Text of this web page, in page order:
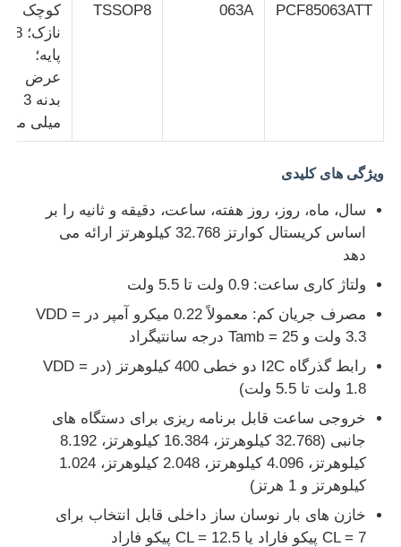
IC MPU
تراشه آی سی DSP
تراشه حافظه DRAM
تراشه EEPROM
تراشه PSRAM
تراشه SRAM
فلاش NOR
آی سی ایپرام
PCF85063ATT
063A
TSSOP8
کوچک و
نازک؛ 8
پایه؛
عرض
بدنه 3
میلی متر
ویژگی های کلیدی
سال، ماه، روز، روز هفته، ساعت، دقیقه و ثانیه را بر
اساس کریستال کوارتز 32.768 کیلوهرتز ارائه می
دهد
ولتاژ کاری ساعت: 0.9 ولت تا 5.5 ولت
مصرف جریان کم: معمولاً 0.22 میکرو آمپر در VDD =
3.3 ولت و Tamb = 25 درجه سانتیگراد
رابط گذرگاه I2C دو خطی 400 کیلوهرتز (در VDD =
1.8 ولت تا 5.5 ولت)
خروجی ساعت قابل برنامه ریزی برای دستگاه های
جانبی (32.768 کیلوهرتز، 16.384 کیلوهرتز، 8.192
کیلوهرتز، 4.096 کیلوهرتز، 2.048 کیلوهرتز، 1.024
کیلوهرتز و 1 هرتز)
خازن های بار نوسان ساز داخلی قابل انتخاب برای
CL = 7 پیکو فاراد یا CL = 12.5 پیکو فاراد